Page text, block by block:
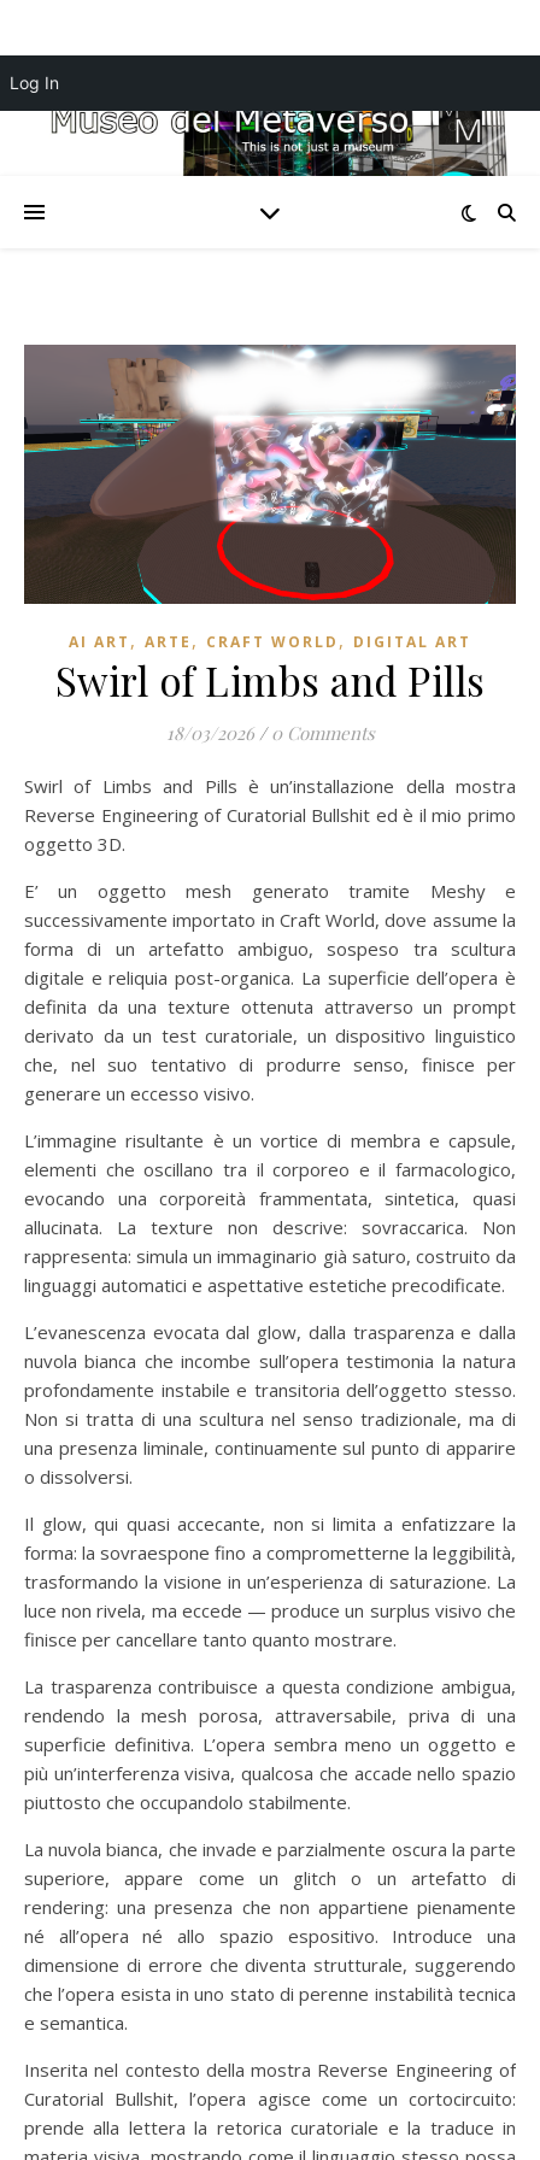
Log In
AI ART , ARTE , CRAFT WORLD , DIGITAL ART
Swirl of Limbs and Pills
18/03/2026 / 0 Comments
Swirl of Limbs and Pills è un’installazione della mostra
Reverse Engineering of Curatorial Bullshit ed è il mio primo
oggetto 3D.
E’ un oggetto mesh generato tramite Meshy e
successivamente importato in Craft World, dove assume la
forma di un artefatto ambiguo, sospeso tra scultura
digitale e reliquia post-organica. La superficie dell’opera è
definita da una texture ottenuta attraverso un prompt
derivato da un test curatoriale, un dispositivo linguistico
che, nel suo tentativo di produrre senso, finisce per
generare un eccesso visivo.
L’immagine risultante è un vortice di membra e capsule,
elementi che oscillano tra il corporeo e il farmacologico,
evocando una corporeità frammentata, sintetica, quasi
allucinata. La texture non descrive: sovraccarica. Non
rappresenta: simula un immaginario già saturo, costruito da
linguaggi automatici e aspettative estetiche precodificate.
L’evanescenza evocata dal glow, dalla trasparenza e dalla
nuvola bianca che incombe sull’opera testimonia la natura
profondamente instabile e transitoria dell’oggetto stesso.
Non si tratta di una scultura nel senso tradizionale, ma di
una presenza liminale, continuamente sul punto di apparire
o dissolversi.
Il glow, qui quasi accecante, non si limita a enfatizzare la
forma: la sovraespone fino a comprometterne la leggibilità,
trasformando la visione in un’esperienza di saturazione. La
luce non rivela, ma eccede — produce un surplus visivo che
finisce per cancellare tanto quanto mostrare.
La trasparenza contribuisce a questa condizione ambigua,
rendendo la mesh porosa, attraversabile, priva di una
superficie definitiva. L’opera sembra meno un oggetto e
più un’interferenza visiva, qualcosa che accade nello spazio
piuttosto che occupandolo stabilmente.
La nuvola bianca, che invade e parzialmente oscura la parte
superiore, appare come un glitch o un artefatto di
rendering: una presenza che non appartiene pienamente
né all’opera né allo spazio espositivo. Introduce una
dimensione di errore che diventa strutturale, suggerendo
che l’opera esista in uno stato di perenne instabilità tecnica
e semantica.
Inserita nel contesto della mostra Reverse Engineering of
Curatorial Bullshit, l’opera agisce come un cortocircuito:
prende alla lettera la retorica curatoriale e la traduce in